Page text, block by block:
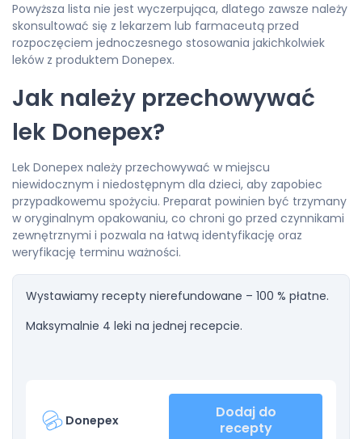
Powyższa lista nie jest wyczerpująca, dlatego zawsze należy
skonsultować się z lekarzem lub farmaceutą przed
rozpoczęciem jednoczesnego stosowania jakichkolwiek
leków z produktem Donepex.
Jak należy przechowywać
lek Donepex?
Lek Donepex należy przechowywać w miejscu
niewidocznym i niedostępnym dla dzieci, aby zapobiec
przypadkowemu spożyciu. Preparat powinien być trzymany
w oryginalnym opakowaniu, co chroni go przed czynnikami
zewnętrznymi i pozwala na łatwą identyfikację oraz
weryfikację terminu ważności.
Wystawiamy recepty nierefundowane – 100 % płatne.
Maksymalnie 4 leki na jednej recepcie.
Donepex
Dodaj do
recepty